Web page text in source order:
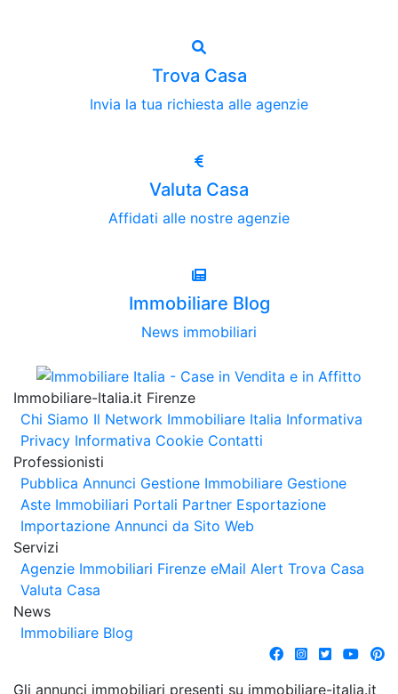
Trova Casa
Invia la tua richiesta alle agenzie
Valuta Casa
Affidati alle nostre agenzie
Immobiliare Blog
News immobiliari
Immobiliare-Italia.it Firenze
Chi Siamo Il Network Immobiliare Italia Informativa
Privacy Informativa Cookie Contatti
Professionisti
Pubblica Annunci Gestione Immobiliare Gestione
Aste Immobiliari Portali Partner Esportazione
Importazione Annunci da Sito Web
Servizi
Agenzie Immobiliari Firenze eMail Alert Trova Casa
Valuta Casa
News
Immobiliare Blog
Gli annunci immobiliari presenti su immobiliare-italia.it